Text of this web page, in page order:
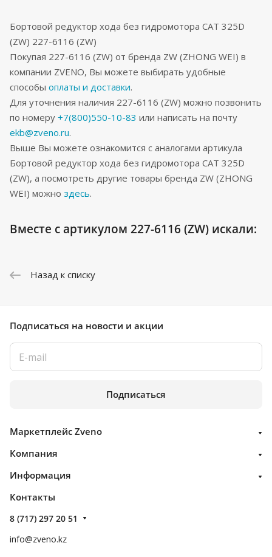
Бортовой редуктор хода без гидромотора CAT 325D
(ZW) 227-6116 (ZW)
Покупая 227-6116 (ZW) от бренда ZW (ZHONG WEI) в
компании ZVENO, Вы можете выбирать удобные
способы оплаты и доставки.
Для уточнения наличия 227-6116 (ZW) можно позвонить
по номеру +7(800)550-10-83 или написать на почту
ekb@zveno.ru.
Выше Вы можете ознакомится с аналогами артикула
Бортовой редуктор хода без гидромотора CAT 325D
(ZW), а посмотреть другие товары бренда ZW (ZHONG
WEI) можно здесь.
Вместе с артикулом 227-6116 (ZW) искали:
Назад к списку
Подписаться на новости и акции
Подписаться
Маркетплейс Zveno
Компания
Информация
Контакты
8 (717) 297 20 51
info@zveno.kz